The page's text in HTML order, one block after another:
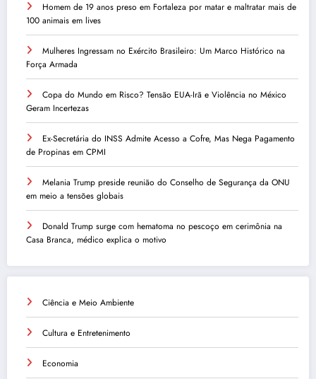
Homem de 19 anos preso em Fortaleza por matar e maltratar mais de
100 animais em lives
Mulheres Ingressam no Exército Brasileiro: Um Marco Histórico na
Força Armada
Copa do Mundo em Risco? Tensão EUA-Irã e Violência no México
Geram Incertezas
Ex-Secretária do INSS Admite Acesso a Cofre, Mas Nega Pagamento
de Propinas em CPMI
Melania Trump preside reunião do Conselho de Segurança da ONU
em meio a tensões globais
Donald Trump surge com hematoma no pescoço em cerimônia na
Casa Branca, médico explica o motivo
Ciência e Meio Ambiente
Cultura e Entretenimento
Economia